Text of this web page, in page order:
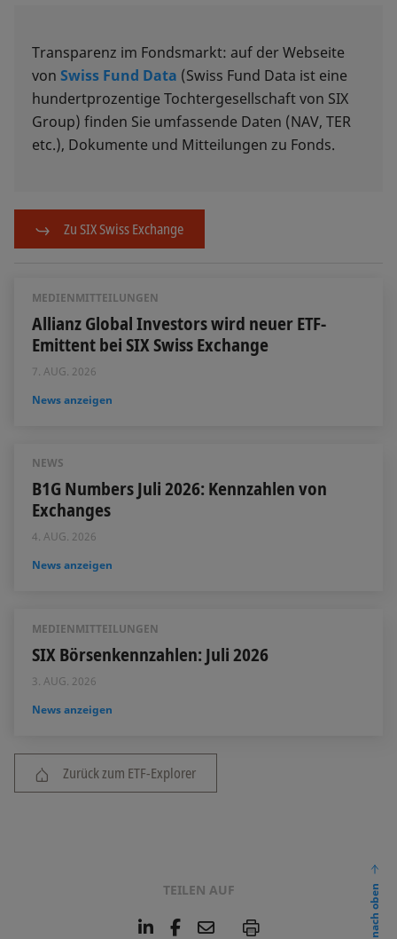
Transparenz im Fondsmarkt: auf der Webseite
von Swiss Fund Data (Swiss Fund Data ist eine
hundertprozentige Tochtergesellschaft von SIX
Group) finden Sie umfassende Daten (NAV, TER
etc.), Dokumente und Mitteilungen zu Fonds.
Zu SIX Swiss Exchange
MEDIENMITTEILUNGEN
Allianz Global Investors wird neuer ETF-
Emittent bei SIX Swiss Exchange
7. AUG. 2026
News anzeigen
NEWS
B1G Numbers Juli 2026: Kennzahlen von
Exchanges
4. AUG. 2026
News anzeigen
MEDIENMITTEILUNGEN
SIX Börsenkennzahlen: Juli 2026
3. AUG. 2026
News anzeigen
Zurück zum ETF-Explorer
TEILEN AUF
L
F
E
P
nach oben